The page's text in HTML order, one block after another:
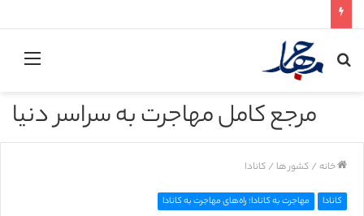
جستجو
مرجع کامل مهاجرت به سراسر دنیا
خانه / کشور ها / کانادا
کانادا مهاجرت به کانادا؛ راه‌های مهاجرت به کانادا